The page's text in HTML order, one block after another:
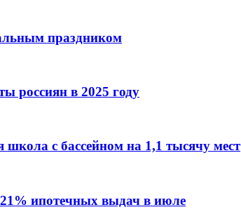
праздником
россиян в 2025 году
с бассейном на 1,1 тысячу мест
ипотечных выдач в июле